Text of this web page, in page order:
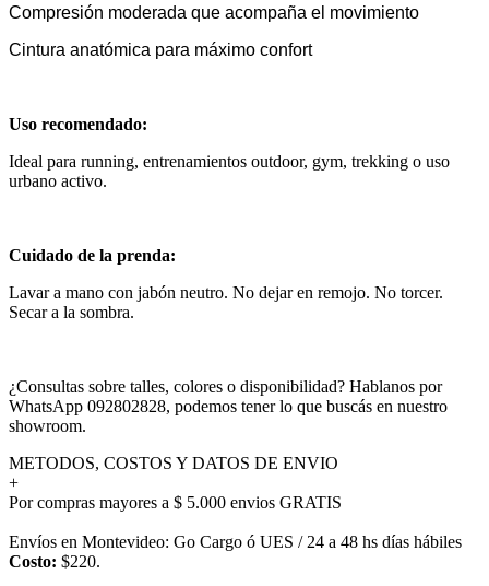
Compresión moderada que acompaña el movimiento
Cintura anatómica para máximo confort
Uso recomendado:
Ideal para running, entrenamientos outdoor, gym, trekking o uso
urbano activo.
Cuidado de la prenda:
Lavar a mano con jabón neutro. No dejar en remojo. No torcer.
Secar a la sombra.
¿Consultas sobre talles, colores o disponibilidad? Hablanos por
WhatsApp 092802828, podemos tener lo que buscás en nuestro
showroom.
METODOS, COSTOS Y DATOS DE ENVIO
+
Por compras mayores a $ 5.000 envios GRATIS
Envíos en Montevideo: Go Cargo ó UES / 24 a 48 hs días hábiles
Costo: $220.